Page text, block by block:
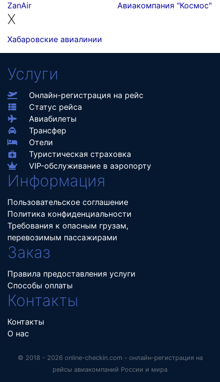
ZanAir Авиакомпания "Космос"
Х
Хабаровские авиалинии
Услуги
Онлайн-регистрация на рейс
Статус рейса
Авиабилеты
Трансфер
Отели
Туристическая страховка
VIP-обслуживание в аэропорту
Информация
Пользовательское соглашение
Политика конфиденциальности
Требования к опасным грузам,
перевозимым пассажирами
Заказ
Правила предоставления услуги
Способы оплаты
Контакты
Контакты
О нас
© 2018 - 2026 online-checkin.com - онлайн-регистрация на
рейсы авиакомпаний России и мира